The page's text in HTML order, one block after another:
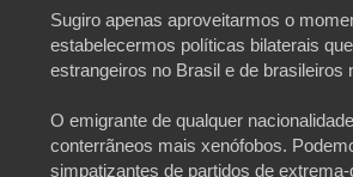
Sugiro apenas aproveitarmos o
estabelecermos políticas bilaterais
estrangeiros no Brasil e de brasileiros
O emigrante de qualquer
conterrãneos mais xenófobos.
simpatizantes de partidos de